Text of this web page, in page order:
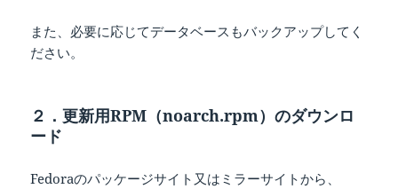
また、必要に応じてデータベースもバックアップしてく
ださい。
２．更新用RPM（noarch.rpm）のダウンロ
ード
Fedoraのパッケージサイト又はミラーサイトから、